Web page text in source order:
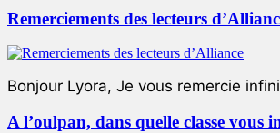
Remerciements des lecteurs
Bonjour Lyora, Je vous remercie
A l’oulpan, dans quelle classe vous